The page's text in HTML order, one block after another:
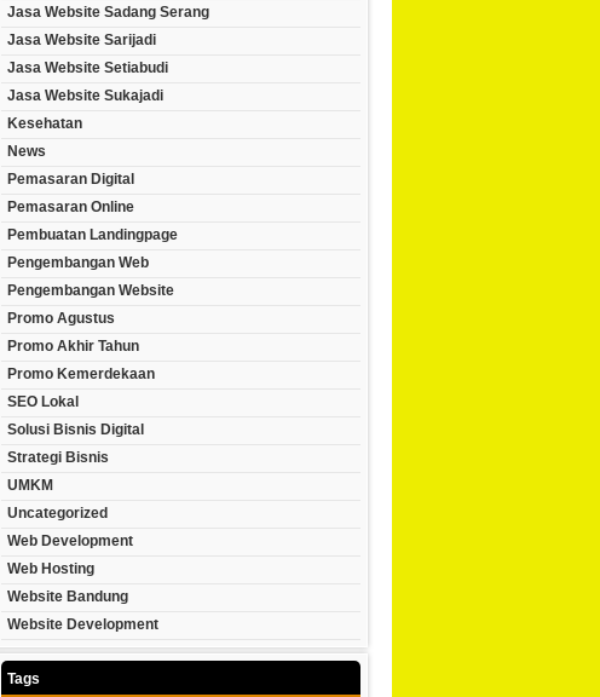
Jasa Website Sadang Serang
Jasa Website Sarijadi
Jasa Website Setiabudi
Jasa Website Sukajadi
Kesehatan
News
Pemasaran Digital
Pemasaran Online
Pembuatan Landingpage
Pengembangan Web
Pengembangan Website
Promo Agustus
Promo Akhir Tahun
Promo Kemerdekaan
SEO Lokal
Solusi Bisnis Digital
Strategi Bisnis
UMKM
Uncategorized
Web Development
Web Hosting
Website Bandung
Website Development
Tags